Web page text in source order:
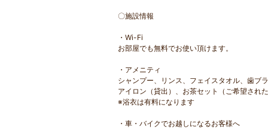
〇施設情報
・Wi-Fi
お部屋でも無料でお使い頂けます。
・アメニティ
シャンプー、リンス、フェイスタオル、歯ブ
アイロン（貸出）、お茶セット（ご希望され
※浴衣は有料になります
・車・バイクでお越しになるお客様へ